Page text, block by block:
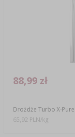
Drożdże Turbo X-
88,99 zł
65,92 PLN/kg